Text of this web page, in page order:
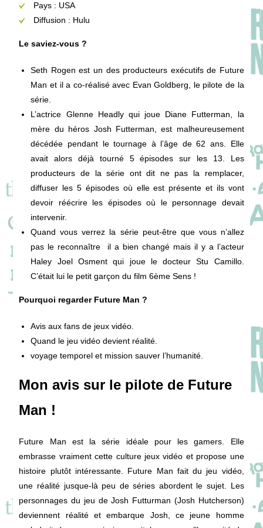
Pays : USA
Diffusion : Hulu
Le saviez-vous ?
Seth Rogen est un des producteurs exécutifs de Future
Man et il a co-réalisé avec Evan Goldberg, le pilote de la
série.
L’actrice Glenne Headly qui joue Diane Futterman, la
mère du héros Josh Futterman, est malheureusement
décédée pendant le tournage à l’âge de 62 ans. Elle
avait alors déjà tourné 5 épisodes sur les 13. Les
producteurs de la série ont dit ne pas la remplacer,
diffuser les 5 épisodes où elle est présente et ils vont
devoir réécrire les épisodes où le personnage devait
intervenir.
Quand vous verrez la série peut-être que vous n’allez
pas le reconnaître il a bien changé mais il y a l’acteur
Haley Joel Osment qui joue le docteur Stu Camillo.
C’était lui le petit garçon du film 6ème Sens !
Pourquoi regarder Future Man ?
Avis aux fans de jeux vidéo.
Quand le jeu vidéo devient réalité.
voyage temporel et mission sauver l’humanité.
Mon avis sur le pilote de Future
Man !
Future Man est la série idéale pour les gamers. Elle
embrasse vraiment cette culture jeux vidéo et propose une
histoire plutôt intéressante. Future Man fait du jeu vidéo,
une réalité jusque-là peu de séries abordent le sujet. Les
personnages du jeu de Josh Futturman (Josh Hutcherson)
deviennent réalité et embarque Josh, ce jeune homme